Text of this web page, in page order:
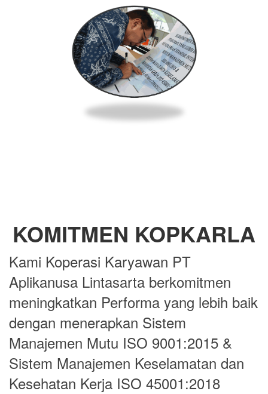
KOMITMEN KOPKARLA
Kami Koperasi Karyawan PT
Aplikanusa Lintasarta berkomitmen
meningkatkan Performa yang lebih baik
dengan menerapkan Sistem
Manajemen Mutu ISO 9001:2015 &
Sistem Manajemen Keselamatan dan
Kesehatan Kerja ISO 45001:2018